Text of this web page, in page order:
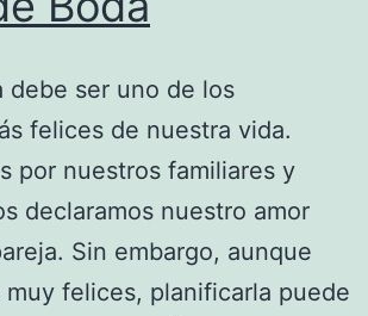
debe ser uno de los
felices de nuestra vida.
por nuestros familiares y
declaramos nuestro amor
Sin embargo, aunque
muy felices, planificarla puede